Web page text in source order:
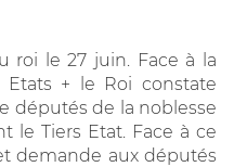
roi le 27 juin. Face à la
+ le Roi constate
députés de la noblesse
le Tiers Etat. Face à ce
demande aux députés